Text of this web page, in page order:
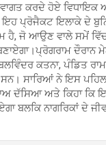
ਕਰਦੇ ਹੋਏ ਵਿਧਾਇਕ
ਇਹ ਪ੍ਰੋਜੈਕਟ ਇਲਾਕੇ ਦੇ
ਹੈ, ਜੋ ਆਉਣ ਵਾਲੇ ਸਮੇਂ
ਦੌਰਾਨ
ਕਤਨਾ, ਪੰਡਿਤ
ਸਨ। ਸਾਰਿਆਂ ਨੇ ਇਸ
ਦੱਸਿਆ ਅਤੇ ਕਿਹਾ ਕਿ
ਬਲਕਿ ਨਾਗਰਿਕਾਂ ਦੇ